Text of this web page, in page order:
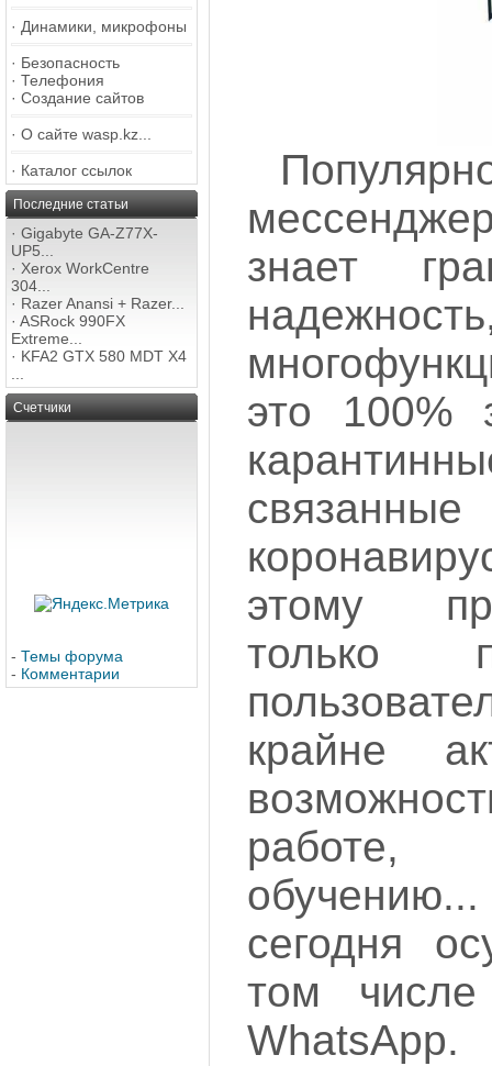
· Динамики, микрофоны
· Безопасность
· Телефония
· Создание сайтов
· О сайте wasp.kz...
· Каталог ссылок
Последние статьи
· Gigabyte GA-Z77X-
UP5...
· Xerox WorkCentre
304...
· Razer Anansi + Razer...
· ASRock 990FX
Extreme...
· KFA2 GTX 580 MDT X4
Счетчики
- Темы форума
- Комментарии
знает
это 100%
этому
только
крайне
работе,
сегодня
том
WhatsApp.